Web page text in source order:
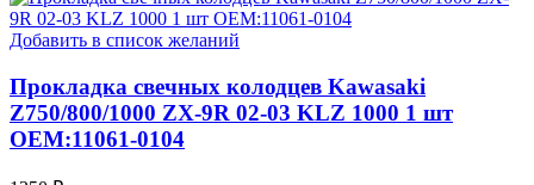
Добавить в список желаний
Прокладка свечных колодцев Kawasaki
Z750/800/1000 ZX-9R 02-03 KLZ 1000 1 шт
OEM:11061-0104